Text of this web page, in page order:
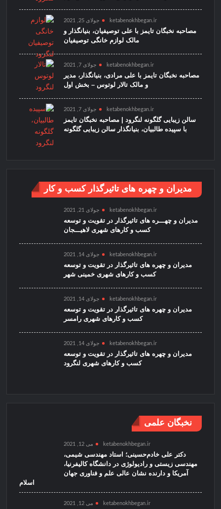
ketabenokhbegan.ir جولای 25, 2021
مصاحبه نخبگان تایمز با علی توصیفیان، بنیانگذار و
مالک لوازم خانگی توصیفیان
ketabenokhbegan.ir جولای 7, 2021
مصاحبه نخبگان تایمز با علی مرادی، بنیانگذار، مدیر
و مالک تالار لوتوس – بخش اول
ketabenokhbegan.ir جولای 7, 2021
سالن زیبایی گلگونه لنگرود | مصاحبه نخبگان تایمز
با سپیده طالبیان، بنیانگذار سالن زیبایی گلگونه
مدیران و چهره های تاثیرگذار کسب و کار
ketabenokhbegan.ir جولای 21, 2021
مدیران و چهـــره های تاثیرگذار در تقویت و توسعه
کسب و کارهای شهری لاهیـــجان
ketabenokhbegan.ir جولای 14, 2021
مدیران و چهره های تاثیرگذار در تقویت و توسعه
کسب و کارهای شهری خمینی شهر
ketabenokhbegan.ir جولای 14, 2021
مدیران و چهره های تاثیرگذار در تقویت و توسعه
کسب و کارهای شهری رامسر
ketabenokhbegan.ir جولای 14, 2021
مدیران و چهره های تاثیرگذار در تقویت و توسعه
کسب و کارهای شهری لنگرود
نخبگان علمی
ketabenokhbegan.ir می 12, 2021
دکتر علی خادم‌حسینی؛ استاد مهندسی شیمی،
مهندسی زیستی و رادیولوژی در دانشگاه کالیفرنیا،
آمریکا و دارنده نشان عالی علم و فناوری جهان
اسلام
ketabenokhbegan.ir می 12, 2021